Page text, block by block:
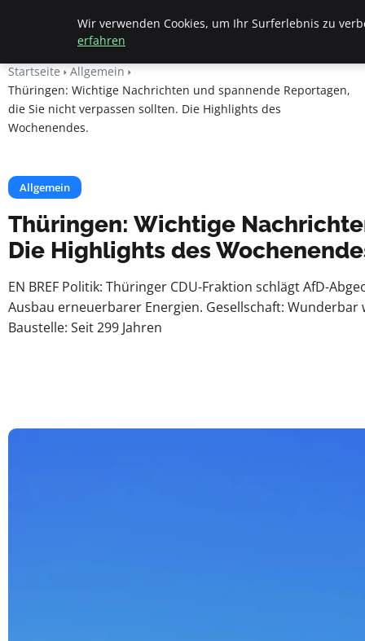
Beyond Surface
Startseite
Allgemein
Thüringen: Wichtige Nachrichten und spannende Reportagen,
die Sie nicht verpassen sollten. Die Highlights des
Wochenendes.
Allgemein
Thüringen: Wichtige
Die Highlights des
EN BREF Politik: Thüringer CDU-Fraktion schlägt AfD-
Ausbau erneuerbarer Energien. Gesellschaft:
Baustelle: Seit 299 Jahren
Wir verwenden Cookies, um Ihr Surferlebnis zu
erfahren